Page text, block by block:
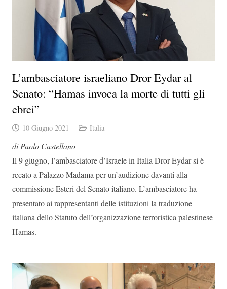
L’ambasciatore israeliano Dror Eydar al
Senato: “Hamas invoca la morte di tutti gli
ebrei”
10 Giugno 2021 Italia
di Paolo Castellano
Il 9 giugno, l’ambasciatore d’Israele in Italia Dror Eydar si è
recato a Palazzo Madama per un’audizione davanti alla
commissione Esteri del Senato italiano. L’ambasciatore ha
presentato ai rappresentanti delle istituzioni la traduzione
italiana dello Statuto dell’organizzazione terroristica palestinese
Hamas.